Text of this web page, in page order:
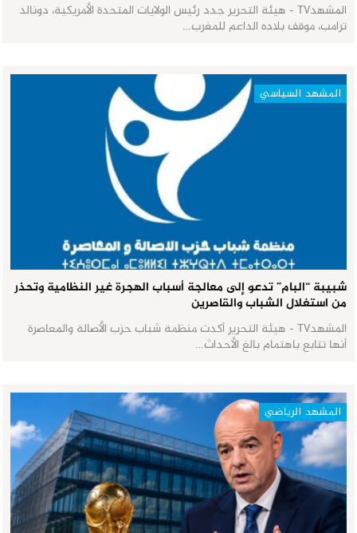
المشهدTV - هيئة التحرير جدد رئيس الولايات المتحدة الأمريكية، دونالد
ترامب، موقف بلاده الداعم للمغرب…
المشهد السياسي
شبيبة “البام” تدعو إلى معالجة أسباب الهجرة غير النظامية وتحذر
من استغلال الشباب والقاصرين
المشهدTV - هيئة التحرير أكدت منظمة شباب حزب الأصالة والمعاصرة
أنها تتابع باهتمام بالغ الأحداث…
المشهد الرياضي